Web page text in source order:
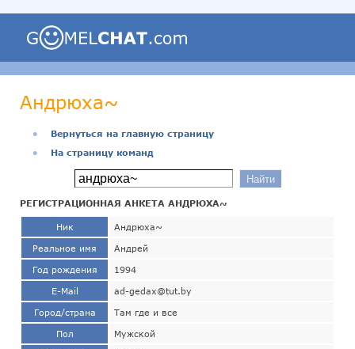
Андрюха~
●
Вернуться на главную страницу
●
На страницу команд
РЕГИСТРАЦИОННАЯ АНКЕТА АНДРЮХА~
Ник Андрюха~
Реальное имя Андрей
Год рождения 1994
E-Mail ad-gedax@tut.by
Город/страна Там где и все
Пол Мужской